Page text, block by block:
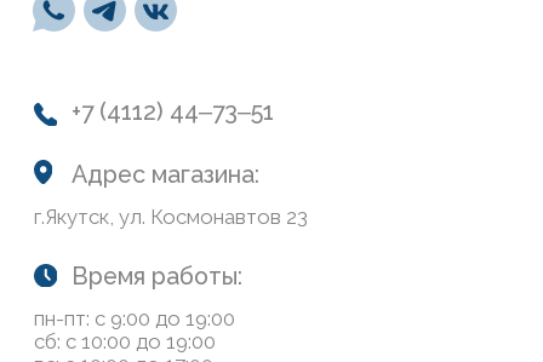
ООО «Современный дом», ОГРН 1111435007265.
Разработка сайта